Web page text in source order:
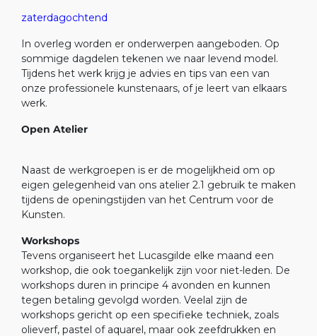
zaterdagochtend
In overleg worden er onderwerpen aangeboden. Op
sommige dagdelen tekenen we naar levend model.
Tijdens het werk krijg je advies en tips van een van
onze professionele kunstenaars, of je leert van elkaars
werk.
Open Atelier
Naast de werkgroepen is er de mogelijkheid om op
eigen gelegenheid van ons atelier 2.1 gebruik te maken
tijdens de openingstijden van het Centrum voor de
Kunsten.
Workshops
Tevens organiseert het Lucasgilde elke maand een
workshop, die ook toegankelijk zijn voor niet-leden. De
workshops duren in principe 4 avonden en kunnen
tegen betaling gevolgd worden. Veelal zijn de
workshops gericht op een specifieke techniek, zoals
olieverf, pastel of aquarel, maar ook zeefdrukken en